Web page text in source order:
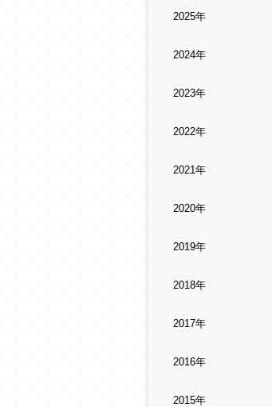
2025年
2024年
2023年
2022年
2021年
2020年
2019年
2018年
2017年
2016年
2015年